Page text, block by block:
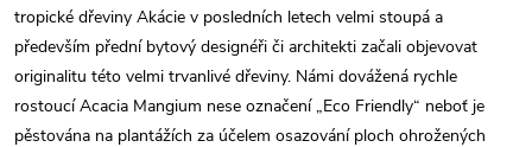
tropické dřeviny Akácie v posledních letech velmi stoupá a
především přední bytový designéři či architekti začali objevovat
originalitu této velmi trvanlivé dřeviny. Námi dovážená rychle
rostoucí Acacia Mangium nese označení „Eco Friendly“ neboť je
pěstována na plantážích za účelem osazování ploch ohrožených